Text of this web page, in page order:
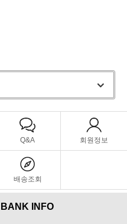
Q&A 회원정보
배송조회
BANK INFO